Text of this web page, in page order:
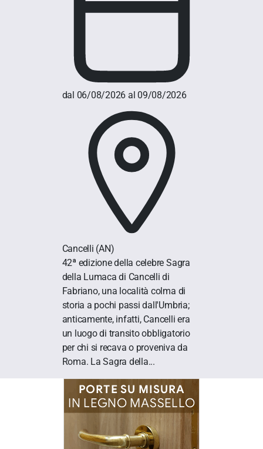
dal 06/08/2026 al 09/08/2026
Cancelli (AN)
42ª edizione della celebre Sagra
della Lumaca di Cancelli di
Fabriano, una località colma di
storia a pochi passi dall'Umbria;
anticamente, infatti, Cancelli era
un luogo di transito obbligatorio
per chi si recava o proveniva da
Roma. La Sagra della...